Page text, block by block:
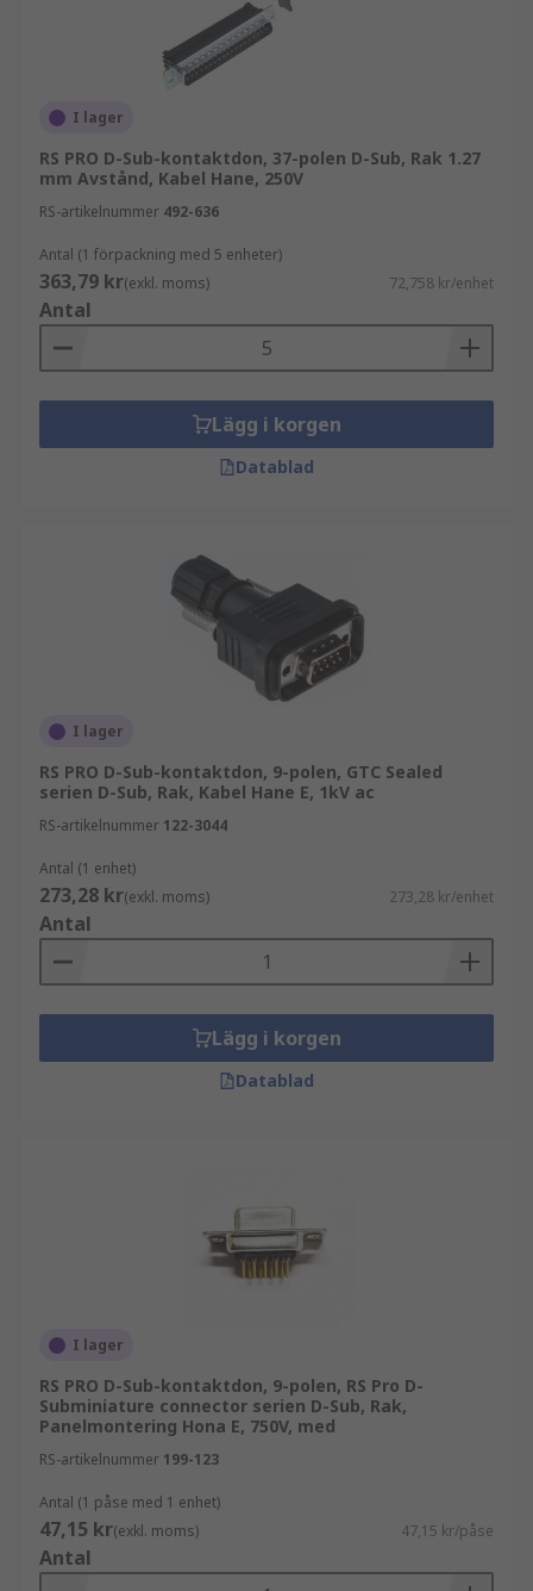
I lager
RS PRO D-Sub-kontaktdon, 37-polen D-Sub, Rak 1.27
mm Avstånd, Kabel Hane, 250V
RS-artikelnummer 492-636
Antal (1 förpackning med 5 enheter)
363,79 kr(exkl. moms) 72,758 kr/enhet
Antal
Lägg i korgen
Datablad
I lager
RS PRO D-Sub-kontaktdon, 9-polen, GTC Sealed
serien D-Sub, Rak, Kabel Hane E, 1kV ac
RS-artikelnummer 122-3044
Antal (1 enhet)
273,28 kr(exkl. moms) 273,28 kr/enhet
Antal
Lägg i korgen
Datablad
I lager
RS PRO D-Sub-kontaktdon, 9-polen, RS Pro D-
Subminiature connector serien D-Sub, Rak,
Panelmontering Hona E, 750V, med
RS-artikelnummer 199-123
Antal (1 påse med 1 enhet)
47,15 kr(exkl. moms) 47,15 kr/påse
Antal